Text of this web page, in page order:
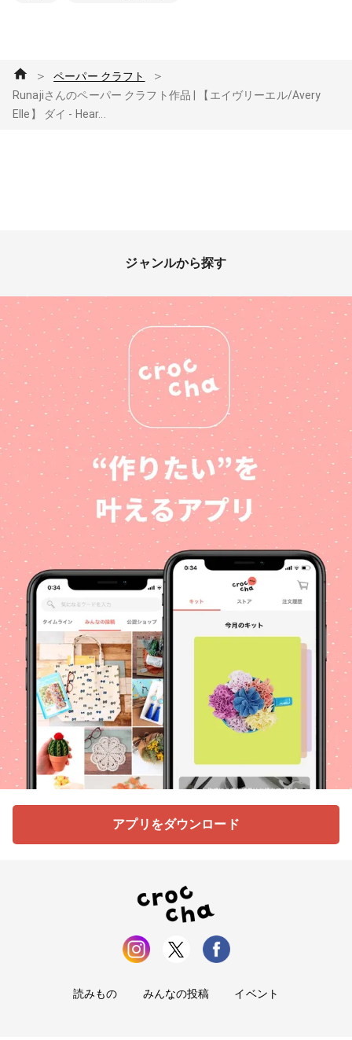
＞ ペーパー クラフト ＞
Runajiさんのペーパー クラフト作品 | 【エイヴリーエル/Avery
Elle】 ダイ - Hear...
ジャンルから探す
アプリをダウンロード
読みもの みんなの投稿 イベント